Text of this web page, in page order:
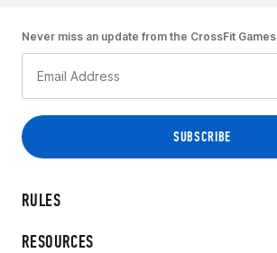
RULES
RESOURCES
Never miss an update from the CrossFit Games